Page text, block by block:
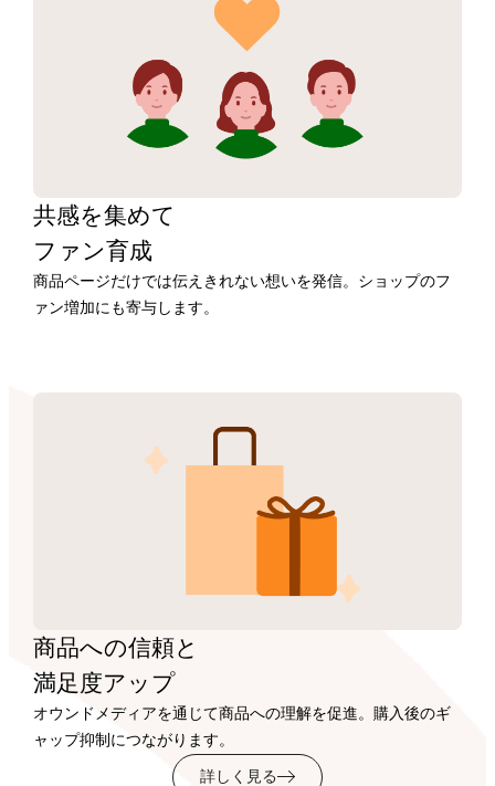
共感を集めて
ファン育成
商品ページだけでは伝えきれない想いを発信。ショップのフ
ァン増加にも寄与します。
商品への信頼と
満足度アップ
オウンドメディアを通じて商品への理解を促進。購入後のギ
ャップ抑制につながります。
詳しく見る